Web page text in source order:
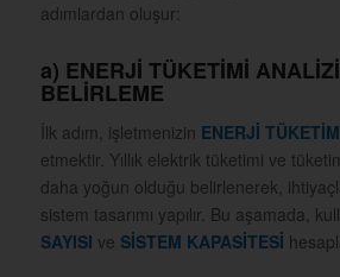
adımlardan oluşur:
a) ENERJİ TÜKETİMİ
BELİRLEME
İlk adım, işletmenizin ENERJİ
etmektir. Yıllık elektrik tüketimi ve
daha yoğun olduğu belirlenerek,
sistem tasarımı yapılır. Bu aşamada,
SAYISI ve SİSTEM KAPASİTESİ